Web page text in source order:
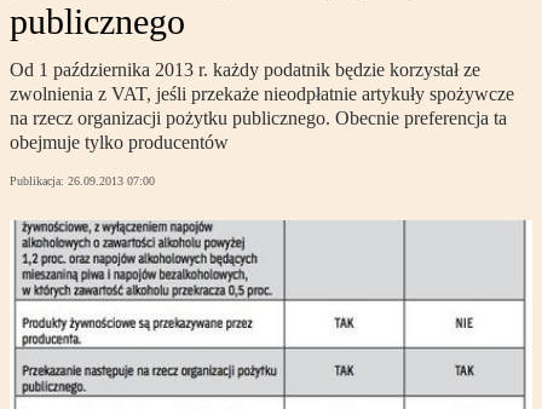
publicznego
Od 1 października 2013 r. każdy podatnik będzie korzystał ze
zwolnienia z VAT, jeśli przekaże nieodpłatnie artykuły spożywcze
na rzecz organizacji pożytku publicznego. Obecnie preferencja ta
obejmuje tylko producentów
Publikacja: 26.09.2013 07:00